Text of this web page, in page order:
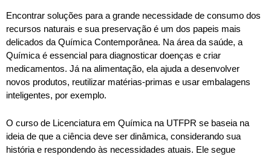
Encontrar soluções para a grande necessidade de consumo dos
recursos naturais e sua preservação é um dos papeis mais
delicados da Química Contemporânea. Na área da saúde, a
Química é essencial para diagnosticar doenças e criar
medicamentos. Já na alimentação, ela ajuda a desenvolver
novos produtos, reutilizar matérias-primas e usar embalagens
inteligentes, por exemplo.
O curso de Licenciatura em Química na UTFPR se baseia na
ideia de que a ciência deve ser dinâmica, considerando sua
história e respondendo às necessidades atuais. Ele segue